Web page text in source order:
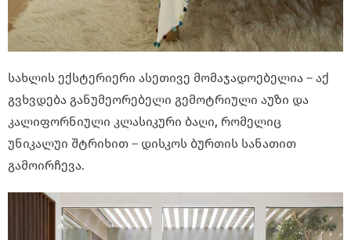
სახლის ექსტერიერი ასეთივე მომაჯადოებელია – აქ
გვხვდება განუმეორებელი გემოტრიული აუზი და
კალიფორნიული კლასიკური ბაღი, რომელიც
უნიკალუი შტრიხით – დისკოს ბურთის სანათით
გამოირჩევა.